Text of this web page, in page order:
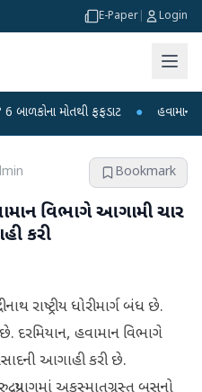
E-Paper Login
મોતથી ફફડાટ ● હવામાન વિભાગે
Bookmark
વિભાગે આગામી ચાર
કરી
રાષ્ટ્રીય ધોરીમાર્ગ બંધ છે.
દરમિયાન, હવામાન વિભાગે
આગાહી કરી છે.